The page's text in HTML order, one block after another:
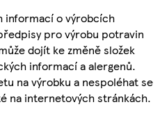
informací o výrobcích
pro výrobu potravin
dojít ke změně složek
informací a alergenů.
na výrobku a nespoléhat se
na internetových stránkách.